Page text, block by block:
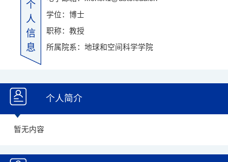
个
人
信
息
学位：博士
职称：教授
所属院系：地球和空间科学学院
个人简介
暂无内容